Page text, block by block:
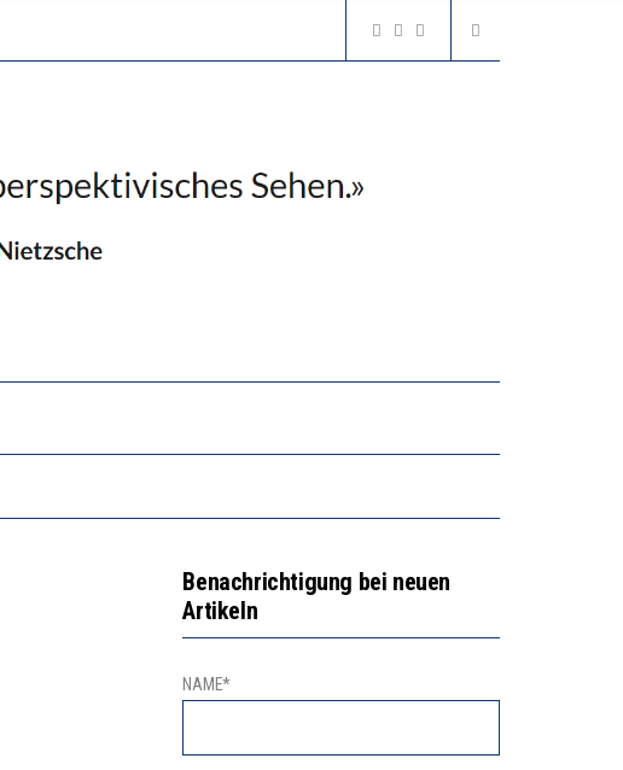
DEN LERNLEISTUNGEN”
Benachrichtigung bei neuen
Artikeln
NAME*